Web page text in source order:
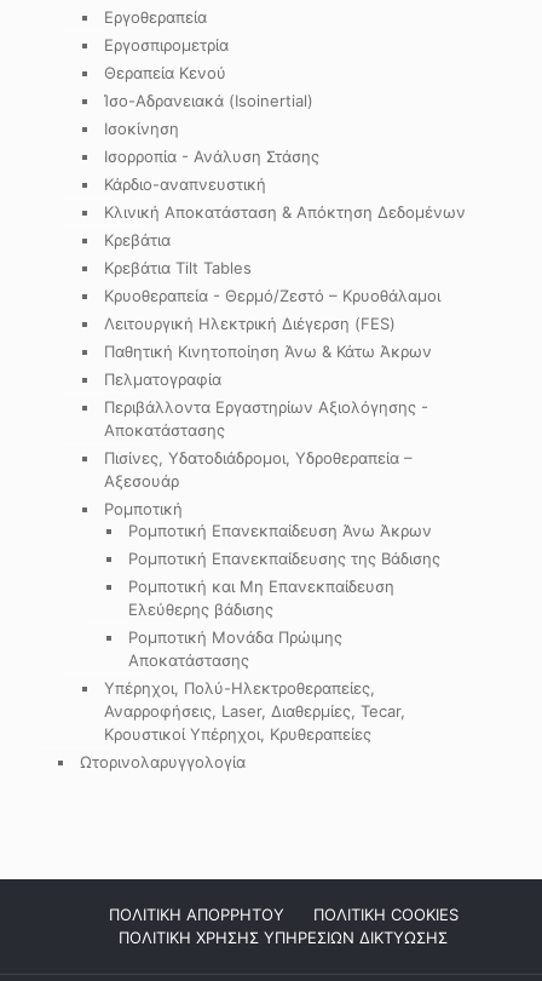
Εργοθεραπεία
Εργοσπιρομετρία
Θεραπεία Κενού
Ίσο-Αδρανειακά (Isoinertial)
Ισοκίνηση
Ισορροπία - Ανάλυση Στάσης
Κάρδιο-αναπνευστική
Κλινική Αποκατάσταση & Απόκτηση Δεδομένων
Κρεβάτια
Κρεβάτια Tilt Tables
Κρυοθεραπεία - Θερμό/Ζεστό – Κρυοθάλαμοι
Λειτουργική Ηλεκτρική Διέγερση (FES)
Παθητική Κινητοποίηση Άνω & Κάτω Άκρων
Πελματογραφία
Περιβάλλοντα Εργαστηρίων Αξιολόγησης -
Αποκατάστασης
Πισίνες, Υδατοδιάδρομοι, Υδροθεραπεία –
Αξεσουάρ
Ρομποτική
Ρομποτική Επανεκπαίδευση Άνω Άκρων
Ρομποτική Επανεκπαίδευσης της Βάδισης
Ρομποτική και Μη Επανεκπαίδευση
Ελεύθερης βάδισης
Ρομποτική Μονάδα Πρώιμης
Αποκατάστασης
Υπέρηχοι, Πολύ-Ηλεκτροθεραπείες,
Αναρροφήσεις, Laser, Διαθερμίες, Tecar,
Κρουστικοί Υπέρηχοι, Κρυθεραπείες
Ωτορινολαρυγγολογία
ΠΟΛΙΤΙΚΗ ΑΠΟΡΡΗΤΟΥ
ΠΟΛΙΤΙΚΗ COOKIES
ΠΟΛΙΤΙΚΗ ΧΡΗΣΗΣ ΥΠΗΡΕΣΙΩΝ ΔΙΚΤΥΩΣΗΣ